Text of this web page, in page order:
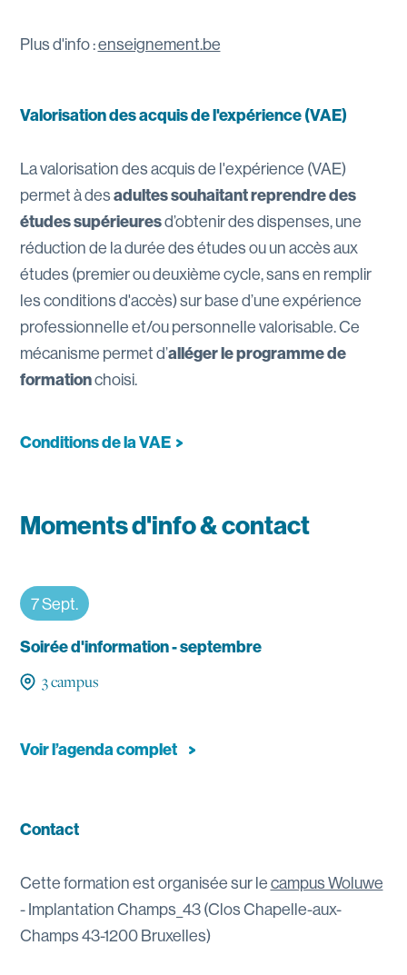
Plus d'info :enseignement.be
Valorisation des acquis de l'expérience (VAE)
La valorisation des acquis de l'expérience (VAE)
permet à desadultes souhaitant reprendre des
études supérieuresd’obtenir des dispenses, une
réduction de la durée des études ou un accès aux
études (premier ou deuxième cycle, sans en remplir
les conditions d'accès) sur base d’une expérience
professionnelle et/ou personnelle valorisable. Ce
mécanisme permet d’alléger le programme de
formationchoisi.
Conditions de laVAE
Moments d'info & contact
7 Sept.
Soirée d'information - septembre
3 campus
Voir l’agenda complet
Contact
Cette formation est organisée sur lecampus Woluwe
- Implantation Champs_43 (Clos Chapelle-aux-
Champs 43-1200 Bruxelles)